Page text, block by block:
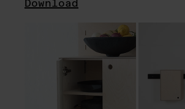
Download